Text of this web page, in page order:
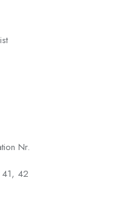
Nr.
42